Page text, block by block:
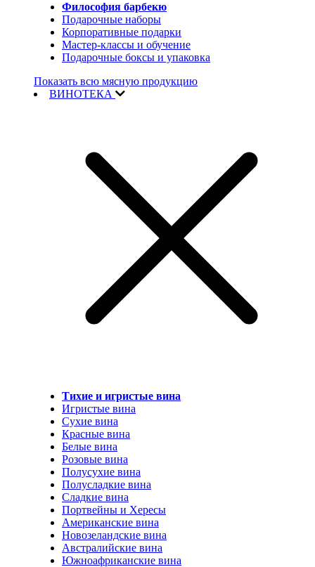
Философия барбекю
Подарочные наборы
Корпоративные подарки
Мастер-классы и обучение
Подарочные боксы и упаковка
Показать всю мясную продукцию
ВИНОТЕКА
Тихие и игристые вина
Игристые вина
Сухие вина
Красные вина
Белые вина
Розовые вина
Полусухие вина
Полусладкие вина
Сладкие вина
Портвейны и Хересы
Американские вина
Новозеландские вина
Австралийские вина
Южноафриканские вина